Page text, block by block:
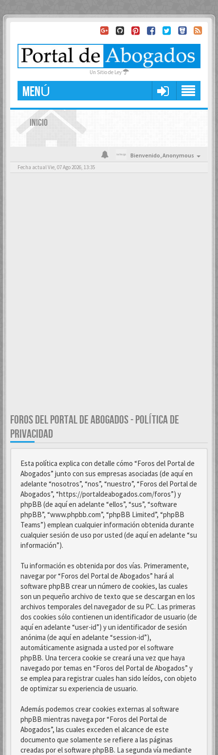
Un Sitio de Ley
MENÚ
INICIO
Bienvenido,Anonymous
Fecha actual Vie, 07 Ago 2026, 13:35
FOROS DEL PORTAL DE ABOGADOS - POLÍTICA DE
PRIVACIDAD
Esta política explica con detalle cómo “Foros del Portal de
Abogados” junto con sus empresas asociadas (de aquí en
adelante “nosotros”, “nos”, “nuestro”, “Foros del Portal de
Abogados”, “https://portaldeabogados.com/foros”) y
phpBB (de aquí en adelante “ellos”, “sus”, “software
phpBB”, “www.phpbb.com”, “phpBB Limited”, “phpBB
Teams”) emplean cualquier información obtenida durante
cualquier sesión de uso por usted (de aquí en adelante “su
información”).
Tu información es obtenida por dos vías. Primeramente,
navegar por “Foros del Portal de Abogados” hará al
software phpBB crear un número de cookies, las cuales
son un pequeño archivo de texto que se descargan en los
archivos temporales del navegador de su PC. Las primeras
dos cookies sólo contienen un identificador de usuario (de
aquí en adelante “user-id”) y un identificador de sesión
anónima (de aquí en adelante “session-id”),
automáticamente asignada a usted por el software
phpBB. Una tercera cookie se creará una vez que haya
navegado por temas en “Foros del Portal de Abogados” y
se emplea para registrar cuales han sido leídos, con objeto
de optimizar su experiencia de usuario.
Además podemos crear cookies externas al software
phpBB mientras navega por “Foros del Portal de
Abogados”, las cuales exceden el alcance de este
documento que solamente se refiere a las páginas
creadas por el software phpBB. La segunda vía mediante